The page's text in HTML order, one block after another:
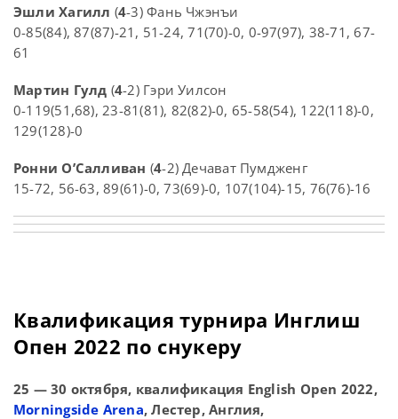
Эшли Хагилл (4-3) Фань Чжэнъи
0-85(84), 87(87)-21, 51-24, 71(70)-0, 0-97(97), 38-71, 67-
61
Мартин Гулд (4-2) Гэри Уилсон
0-119(51,68), 23-81(81), 82(82)-0, 65-58(54), 122(118)-0,
129(128)-0
Ронни О’Салливан (4-2) Дечават Пумдженг
15-72, 56-63, 89(61)-0, 73(69)-0, 107(104)-15, 76(76)-16
Квалификация турнира Инглиш
Опен 2022 по снукеру
25 — 30 октября, квалификация English Open 2022,
Morningside Arena, Лестер, Англия,